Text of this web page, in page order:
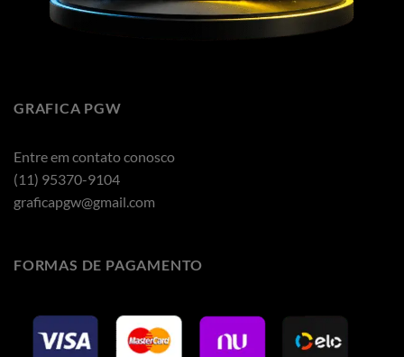
GRAFICA PGW
Entre em contato conosco
(11) 95370-9104
graficapgw@gmail.com
FORMAS DE PAGAMENTO